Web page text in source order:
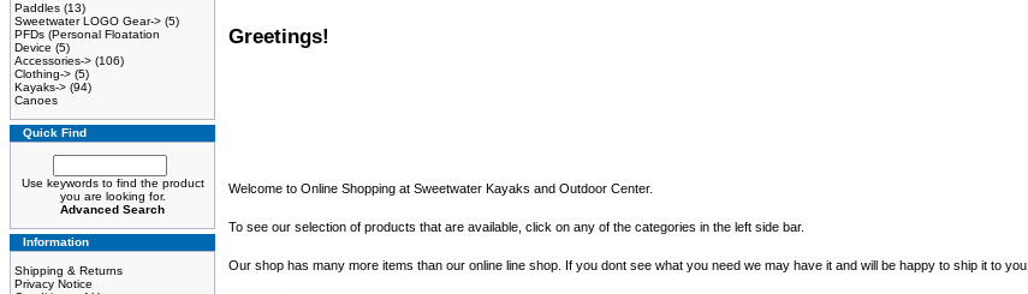
Paddles (13)
Sweetwater LOGO Gear-> (5)
PFDs (Personal Floatation
Device (5)
Accessories-> (106)
Clothing-> (5)
Kayaks-> (94)
Canoes
Quick Find
Use keywords to find the product
you are looking for.
Advanced Search
Information
Shipping & Returns
Privacy Notice
Greetings!
Welcome to Online Shopping at Sweetwater Kayaks and Outdoor Center.
To see our selection of products that are available, click on any of the categories in the left side bar.
Our shop has many more items than our online line shop. If you dont see what you need we may have it and will be happy to ship it to you.